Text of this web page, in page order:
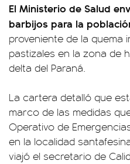
El Ministerio de Salud
barbijos para la
proveniente de la quema
pastizales en la zona de
delta del Paraná.
La cartera detalló que
marco de las medidas
Operativo de
en la localidad
viajó el secretario de